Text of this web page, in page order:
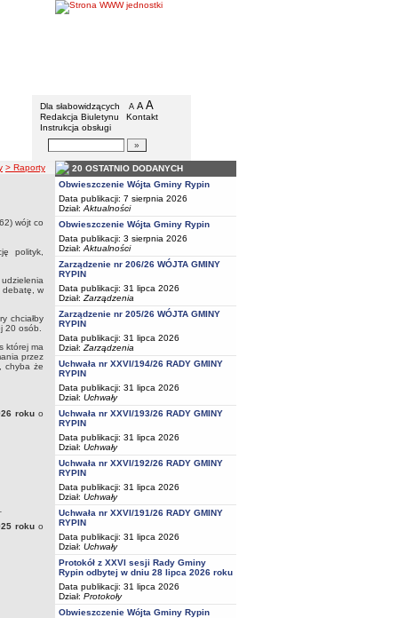
Gmina Rypin
Menu dodatkowe
Dla słabowidzących A pomniejsz czcionkę
A standardowy rozmiar czcionki
A
Redakcja Biuletynu
Kontakt
Instrukcja obsługi
Wyszukiwarka artykułów
> Raporty
wójt co
polityk,
udzielenia
debatę, w
chciałby
20 osób.
której ma
przez
chyba że
rokuo
rokuo
20 OSTATNIO DODANYCH
Obwieszczenie Wójta Gminy Rypin
Data publikacji: 7 sierpnia 2026
Dział: Aktualności
Obwieszczenie Wójta Gminy Rypin
Data publikacji: 3 sierpnia 2026
Dział: Aktualności
Zarządzenie nr 206/26 WÓJTA GMINY
RYPIN
Data publikacji: 31 lipca 2026
Dział: Zarządzenia
Zarządzenie nr 205/26 WÓJTA GMINY
RYPIN
Data publikacji: 31 lipca 2026
Dział: Zarządzenia
Uchwała nr XXVI/194/26 RADY GMINY
RYPIN
Data publikacji: 31 lipca 2026
Dział: Uchwały
Uchwała nr XXVI/193/26 RADY GMINY
RYPIN
Data publikacji: 31 lipca 2026
Dział: Uchwały
Uchwała nr XXVI/192/26 RADY GMINY
RYPIN
Data publikacji: 31 lipca 2026
Dział: Uchwały
Uchwała nr XXVI/191/26 RADY GMINY
RYPIN
Data publikacji: 31 lipca 2026
Dział: Uchwały
Protokół z XXVI sesji Rady Gminy
Rypin odbytej w dniu 28 lipca 2026 roku
Data publikacji: 31 lipca 2026
Dział: Protokoły
Obwieszczenie Wójta Gminy Rypin